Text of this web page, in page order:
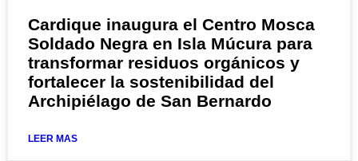
Cardique inaugura el Centro Mosca
Soldado Negra en Isla Múcura para
transformar residuos orgánicos y
fortalecer la sostenibilidad del
Archipiélago de San Bernardo
LEER MAS